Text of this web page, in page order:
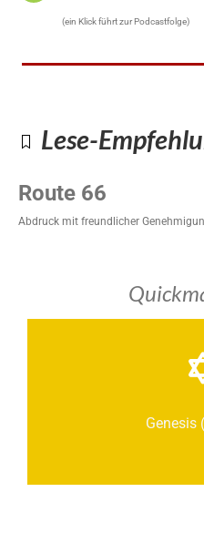
(ein Klick führt zur Podcastfolge)
Lese-
Route 66
Abdruck mit freundlicher
Genesis